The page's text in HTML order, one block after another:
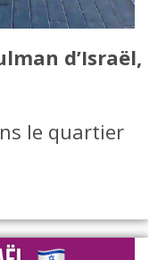
d’Israël,
le quartier